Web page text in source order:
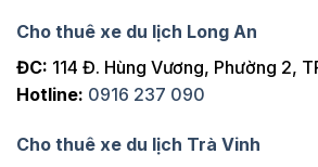
Cho thuê xe du lịch Long An
ĐC: 114 Đ. Hùng Vương, Phường 2,
Hotline: 0916 237 090
Cho thuê xe du lịch Trà Vinh